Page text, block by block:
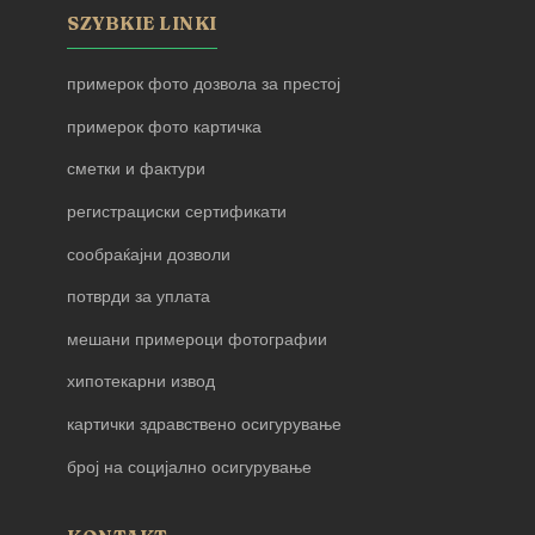
SZYBKIE LINKI
примерок фото дозвола за престој
примерок фото картичка
сметки и фактури
регистрациски сертификати
сообраќајни дозволи
потврди за уплата
мешани примероци фотографии
хипотекарни извод
картички здравствено осигурување
број на социјално осигурување